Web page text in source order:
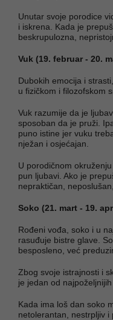
Unutar svoje porodice
i iskrena. Kada je
beskrupulozna,
Vuk (19. februar - 20.
Dubokih emocija i
u fizičkom i filozofskom
Vuk razumije da je
sposoban da je pruži.
puno istine jer vuku
nježan i osjećajan.
U porodičnom
pun ljubavi. Ako je
nepraktičan,
Soko (21. mart - 19.
Rođeni vođa, soko i u
rasuđuje bistre glave.
besposleno, već
Zbog svoje istrajnosti i
je jedan od
Kada ima loš dan soko
netolerantan, nestrpljiv i